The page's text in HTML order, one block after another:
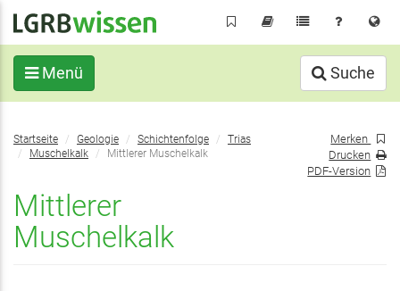
Inhalt
Menü Suche
Sie
befinden
Startseite Geologie Schichtenfolge
Trias
Muschelkalk
Mittlerer Muschelkalk
Mittlerer
Muschelkalk
Merken
Drucken
PDF-Version